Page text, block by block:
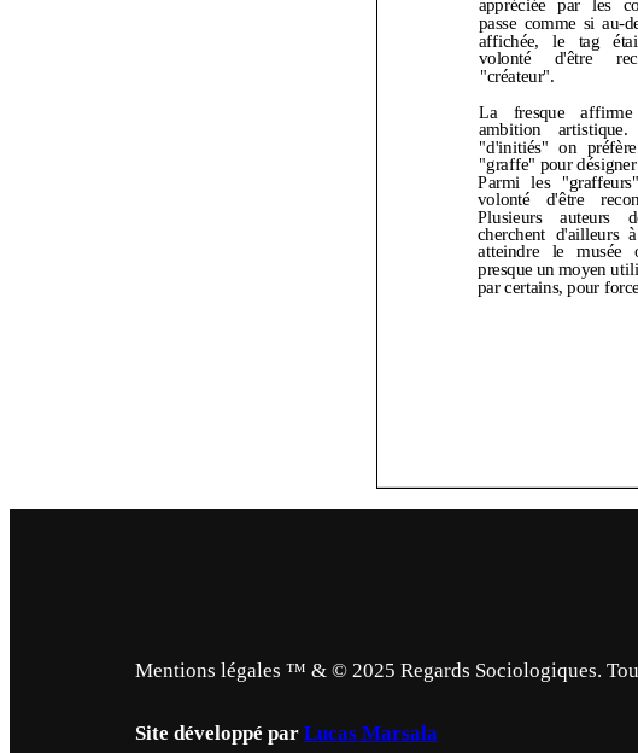
Mentions légales ™ & © 2025 Regards Sociologiques.
Site développé par Lucas Marsala